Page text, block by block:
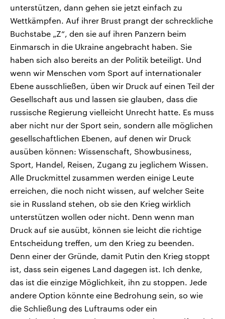
unterstützen, dann gehen sie jetzt einfach zu
Wettkämpfen. Auf ihrer Brust prangt der schreckliche
Buchstabe „Z“, den sie auf ihren Panzern beim
Einmarsch in die Ukraine angebracht haben. Sie
haben sich also bereits an der Politik beteiligt. Und
wenn wir Menschen vom Sport auf internationaler
Ebene ausschließen, üben wir Druck auf einen Teil der
Gesellschaft aus und lassen sie glauben, dass die
russische Regierung vielleicht Unrecht hatte. Es muss
aber nicht nur der Sport sein, sondern alle möglichen
gesellschaftlichen Ebenen, auf denen wir Druck
ausüben können: Wissenschaft, Showbusiness,
Sport, Handel, Reisen, Zugang zu jeglichem Wissen.
Alle Druckmittel zusammen werden einige Leute
erreichen, die noch nicht wissen, auf welcher Seite
sie in Russland stehen, ob sie den Krieg wirklich
unterstützen wollen oder nicht. Denn wenn man
Druck auf sie ausübt, können sie leicht die richtige
Entscheidung treffen, um den Krieg zu beenden.
Denn einer der Gründe, damit Putin den Krieg stoppt
ist, dass sein eigenes Land dagegen ist. Ich denke,
das ist die einzige Möglichkeit, ihn zu stoppen. Jede
andere Option könnte eine Bedrohung sein, so wie
die Schließung des Luftraums oder ein